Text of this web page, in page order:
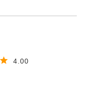
いただきたいの
トラクターやグル
すが、いまだ十分
4.00